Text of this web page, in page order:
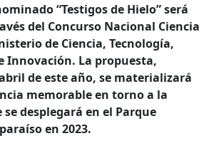
“Testigos de Hielo” será
del Concurso Nacional Ciencia
de Ciencia, Tecnología,
Innovación. La propuesta,
de este año, se materializará
memorable en torno a la
desplegará en el Parque
en 2023.